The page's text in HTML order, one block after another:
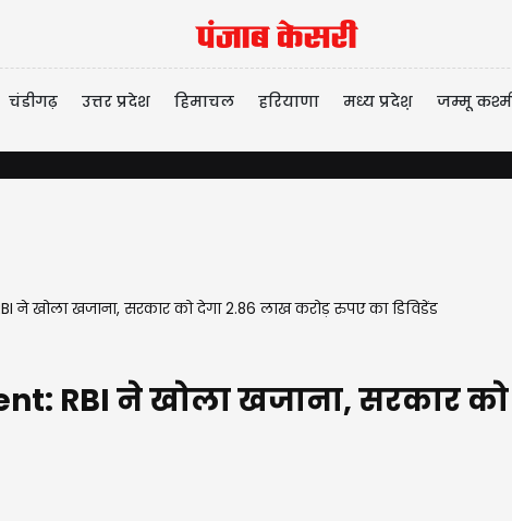
चंडीगढ़ उत्तर प्रदेश हिमाचल हरियाणा मध्य प्रदेश़ जम्मू
ने खोला खजाना, सरकार को देगा 2.86 लाख करोड़ रुपए का डिविडेंड
RBI ने खोला खजाना, सरकार